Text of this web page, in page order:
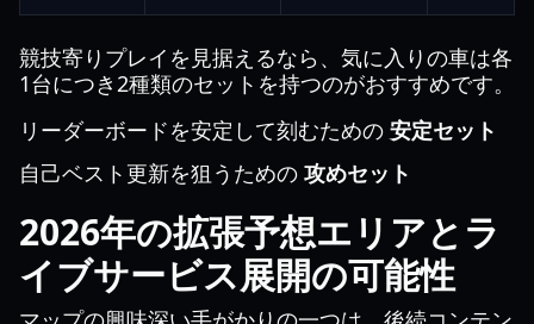
競技寄りプレイを見据えるなら、気に入りの車は各
1台につき2種類のセットを持つのがおすすめです。
リーダーボードを安定して刻むための 安定セット
自己ベスト更新を狙うための 攻めセット
2026年の拡張予想エリアとラ
イブサービス展開の可能性